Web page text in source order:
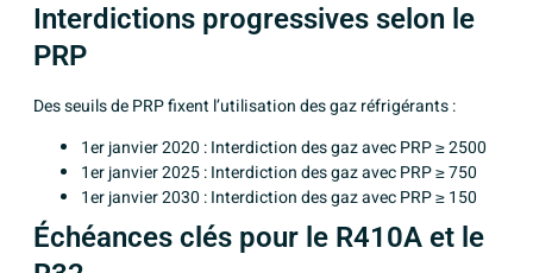
Interdictions progressives selon le
PRP
Des seuils de PRP fixent l’utilisation des gaz réfrigérants :
1er janvier 2020 : Interdiction des gaz avec PRP ≥ 2500
1er janvier 2025 : Interdiction des gaz avec PRP ≥ 750
1er janvier 2030 : Interdiction des gaz avec PRP ≥ 150
Échéances clés pour le R410A et le